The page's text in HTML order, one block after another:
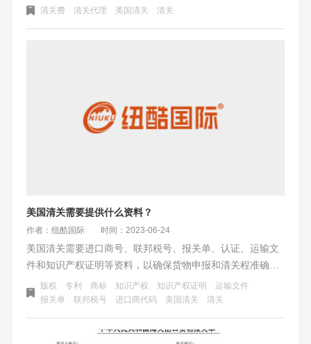
有慢。了解并规避这些影响因素，对于确保货物快速高效通
清关费 清关代理 美国清关 清关
美国清关需要提供什么资料？
作者：纽酷国际 时间：2023-06-24
美国清关需要进口商号、联邦税号、报关单、认证、运输文
件和知识产权证明等资料，以确保货物申报和清关程准确无
误，存在法律风险；同时，需要根据特殊情况和相关规定额
外提供相关内容证据和文件。
版权 专利 商标 知识产权 知识产权证明
运输文件
报关单
联邦税号 进口商代码 美国清关 清关